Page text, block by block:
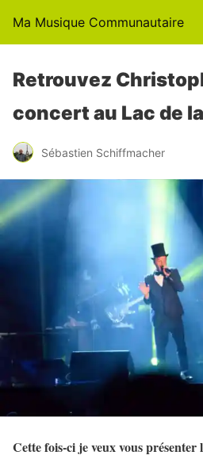
Ma Musique Communautaire
Retrouvez
concert au Lac de
Sébastien Schiffmacher
Cette fois-ci je veux vous